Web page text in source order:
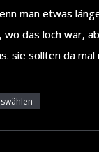
man etwas
wo das loch war,
sie sollten da mal